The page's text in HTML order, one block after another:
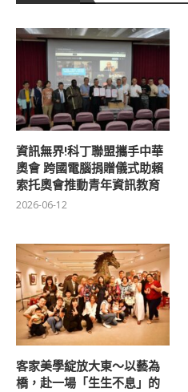
資訊無界!科丁聯盟攜手中華
奧會 跨國電腦捐贈儀式助賴
索托奧會推動青年資訊教育
2026-06-12
客家美學綻放大東～以藝為
橋，赴一場「生生不息」的